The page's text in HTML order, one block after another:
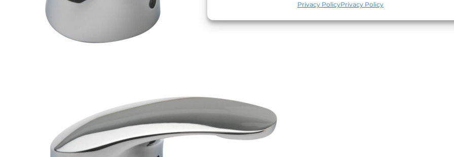
Privacy PolicyPrivacy Policy